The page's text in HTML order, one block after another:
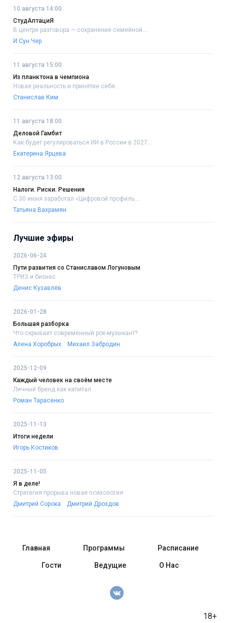
10 августа 14:00
СтудАптациЯ
В центре разговора — сохранение семейной....
И Сун Чер
11 августа 15:00
Из планктона в чемпиона
Новая реальность и принятие себя..
Станислав Ким
11 августа 18:00
Деловой Гамбит
Как будет регулироваться ИИ в России в 2027....
Екатерина Ярцева
12 августа 13:00
Налоги. Риски. Решения
С 30 июня заработал «Цифровой профиль....
Татьяна Вахрамян
Лучшие эфиры
2026-06-24
Пути развития со Станиславом Логуновым
ТРИЗ и бизнес
Денис Кузавлёв
2026-01-28
Большая разборка
Что скрывает современный рок-музыкант?
Алена Хоробрых
Михаил Забродин
2025-12-09
Каждый человек на своём месте
Личный бренд как капитал
Роман Тарасенко
2025-11-13
Итоги недели
Игорь Костиков
2025-11-05
Я в деле!
Стратегия прорыва:новая психология
Дмитрий Сорока
Дмитрий Дроздов
18+
Главная Программы Расписание
Гости Ведущие О Нас